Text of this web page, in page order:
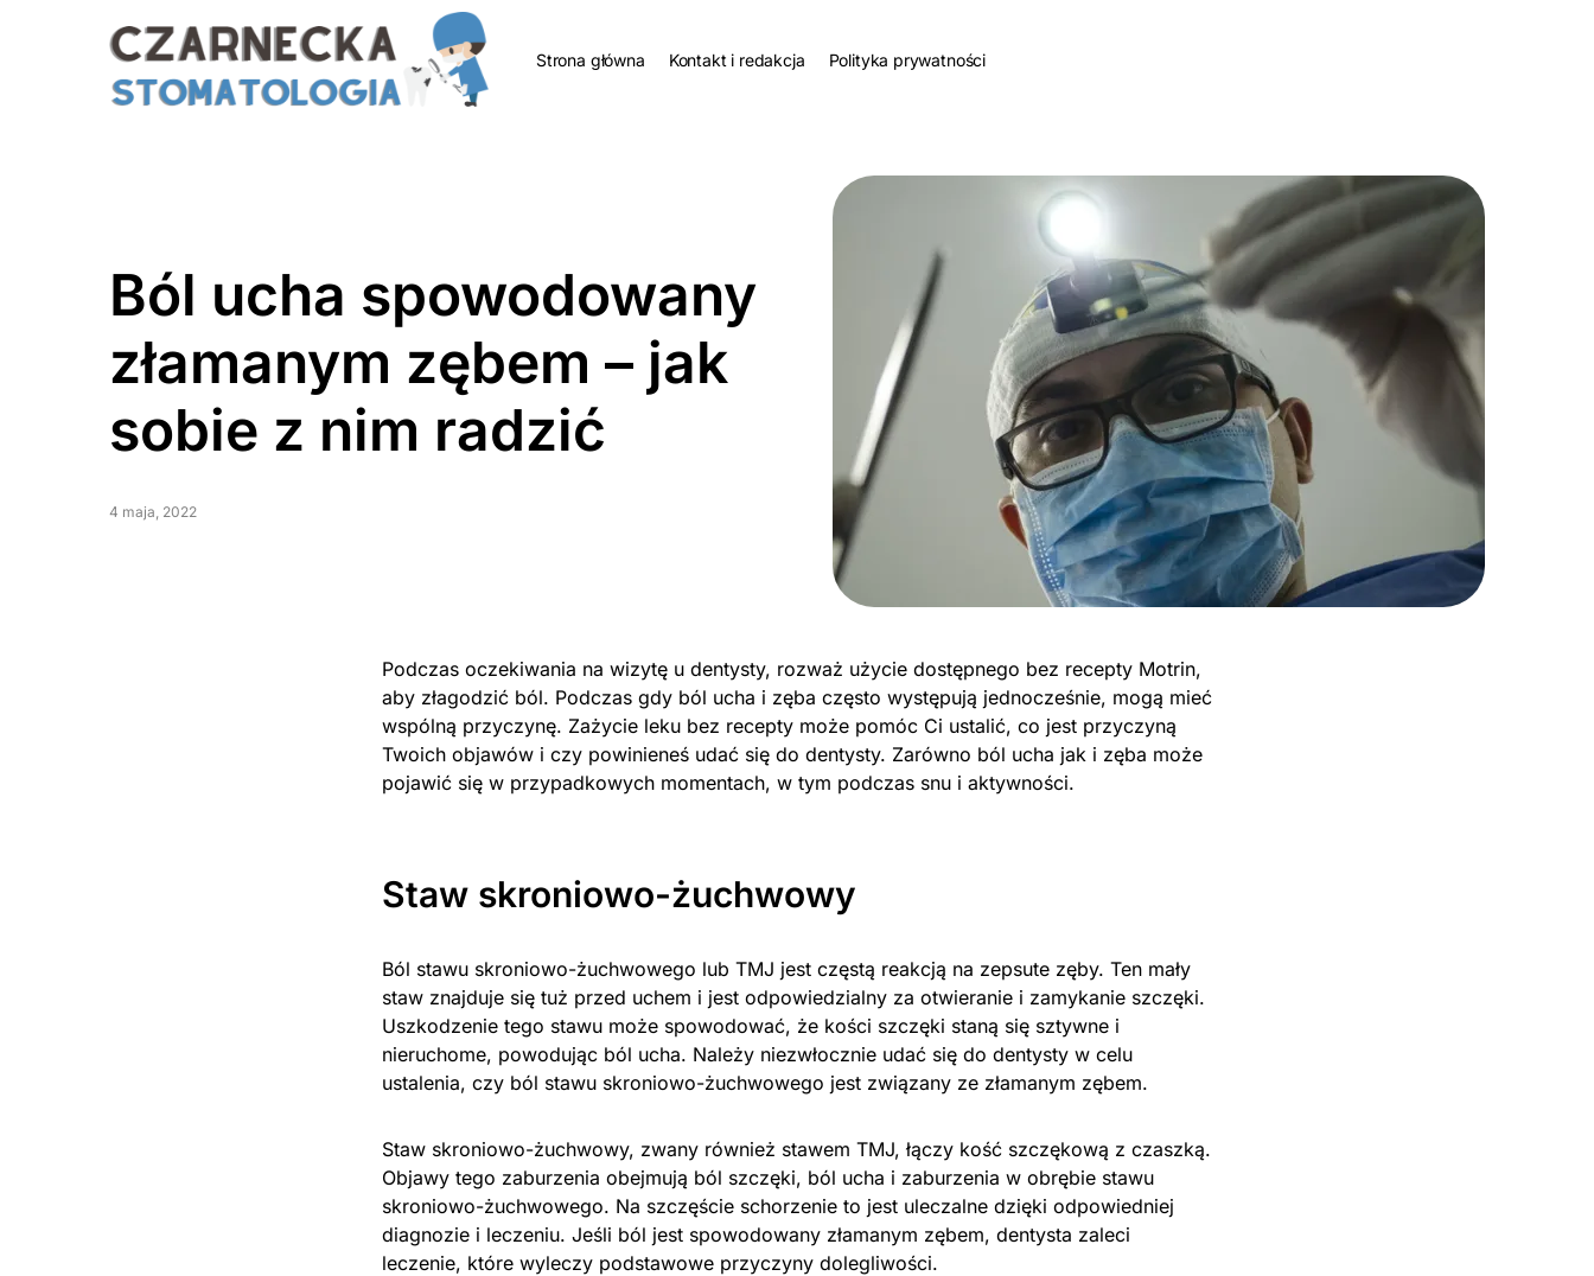
Strona główna Kontakt i redakcja Polityka prywatności
Ból ucha spowodowany
złamanym zębem – jak
sobie z nim radzić
4 maja, 2022
Podczas oczekiwania na wizytę u dentysty, rozważ użycie dostępnego bez recepty Motrin,
aby złagodzić ból. Podczas gdy ból ucha i zęba często występują jednocześnie, mogą mieć
wspólną przyczynę. Zażycie leku bez recepty może pomóc Ci ustalić, co jest przyczyną
Twoich objawów i czy powinieneś udać się do dentysty. Zarówno ból ucha jak i zęba może
pojawić się w przypadkowych momentach, w tym podczas snu i aktywności.
Staw skroniowo-żuchwowy
Ból stawu skroniowo-żuchwowego lub TMJ jest częstą reakcją na zepsute zęby. Ten mały
staw znajduje się tuż przed uchem i jest odpowiedzialny za otwieranie i zamykanie szczęki.
Uszkodzenie tego stawu może spowodować, że kości szczęki staną się sztywne i
nieruchome, powodując ból ucha. Należy niezwłocznie udać się do dentysty w celu
ustalenia, czy ból stawu skroniowo-żuchwowego jest związany ze złamanym zębem.
Staw skroniowo-żuchwowy, zwany również stawem TMJ, łączy kość szczękową z czaszką.
Objawy tego zaburzenia obejmują ból szczęki, ból ucha i zaburzenia w obrębie stawu
skroniowo-żuchwowego. Na szczęście schorzenie to jest uleczalne dzięki odpowiedniej
diagnozie i leczeniu. Jeśli ból jest spowodowany złamanym zębem, dentysta zaleci
leczenie, które wyleczy podstawowe przyczyny dolegliwości.